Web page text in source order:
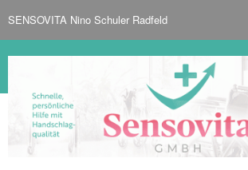
SENSOVITA Nino Schuler Radfeld